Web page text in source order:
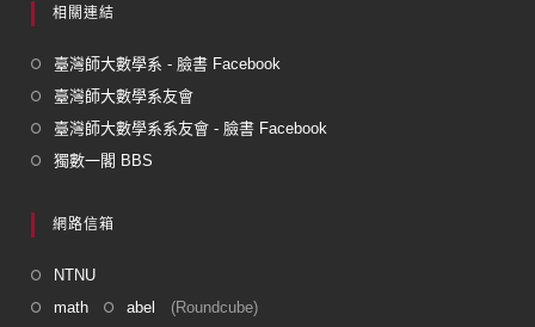
相關連結
臺灣師大數學系 - 臉書 Facebook
臺灣師大數學系友會
臺灣師大數學系系友會 - 臉書 Facebook
獨數一閣 BBS
網路信箱
NTNU
math
abel
(Roundcube)